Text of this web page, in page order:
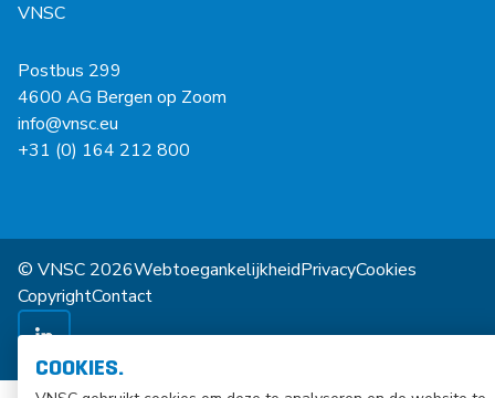
VNSC
Postbus 299
4600 AG Bergen op Zoom
info@vnsc.eu
+31 (0) 164 212 800
© VNSC 2026WebtoegankelijkheidPrivacyCookies
CopyrightContact
COOKIES.